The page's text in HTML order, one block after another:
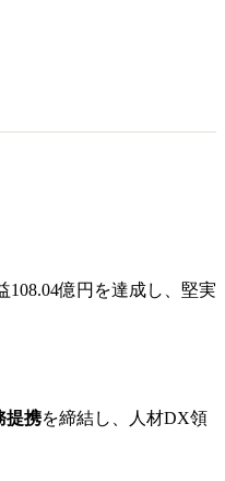
108.04億円を達成し、堅実
提携を締結し、人材DX領